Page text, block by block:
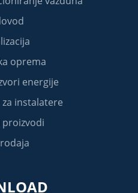
oprema
energije
instalatere
proizvodi